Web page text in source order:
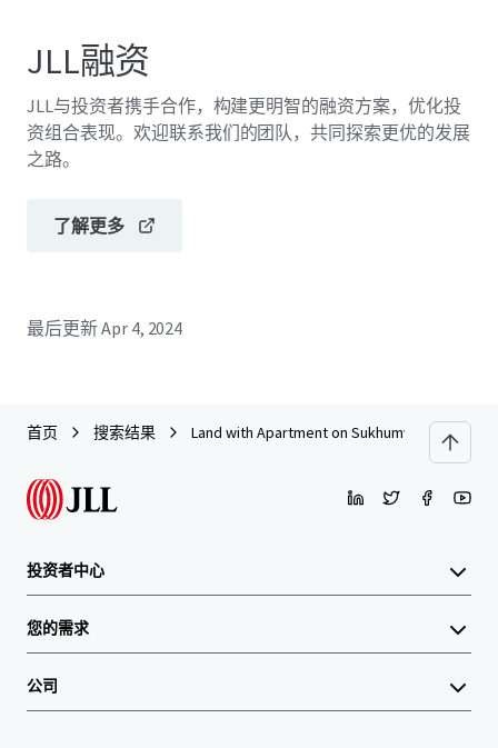
JLL融资
JLL与投资者携手合作，构建更明智的融资方案，优化投
资组合表现。欢迎联系我们的团队，共同探索更优的发展
之路。
了解更多
最后更新Apr 4, 2024
首页 搜索结果 Land with Apartment on Sukhumvit 63 Road (
投资者中心
您的需求
公司